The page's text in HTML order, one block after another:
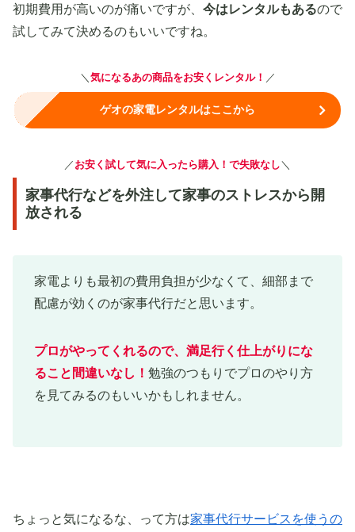
初期費用が高いのが痛いですが、 今はレンタルもあるので
試してみて決めるのもいいですね。
＼ 気になるあの商品をお安くレンタル！ ／
ゲオの家電レンタルはここから
／ お安く試して気に入ったら購入！で失敗なし＼
家事代行などを外注して家事のストレスから開
放される
家電よりも最初の費用負担が少なくて、細部まで
配慮が効くのが家事代行だと思います。
プロがやってくれるので、満足行く仕上がりにな
ること間違いなし！ 勉強のつもりでプロのやり方
を見てみるのもいいかもしれません。
ちょっと気になるな、って方は家事代行サービスを使うの